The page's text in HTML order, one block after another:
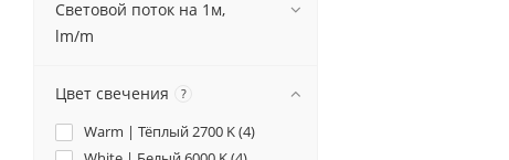
Световой поток на 1м,
lm/m
Цвет свечения ?
Warm | Тёплый 2700 K (4)